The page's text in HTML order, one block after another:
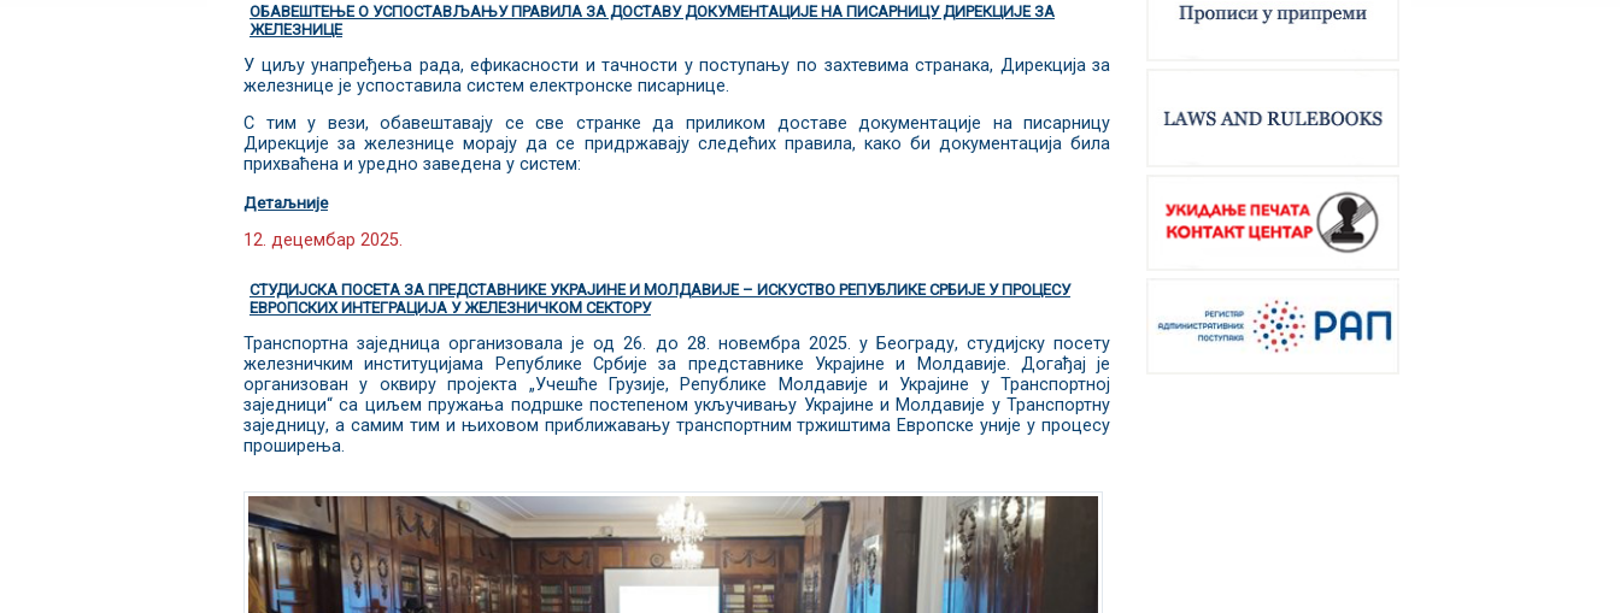
ОБАВЕШТЕЊЕ О УСПОСТАВЉАЊУ ПРАВИЛА ЗА ДОСТАВУ ДОКУМЕНТАЦИЈЕ НА ПИСАРНИЦУ ДИРЕКЦИЈЕ ЗА
ЖЕЛЕЗНИЦЕ
У циљу унапређења рада, ефикасности и тачности у поступању по захтевима странака, Дирекција за
железнице је успоставила систем електронске писарнице.
С тим у вези, обавештавају се све странке да приликом доставе документације на писарницу
Дирекције за железнице морају да се придржавају следећих правила, како би документација била
прихваћена и уредно заведена у систем:
Детаљније
12. децембар 2025.
СТУДИЈСКА ПОСЕТА ЗА ПРЕДСТАВНИКЕ УКРАЈИНЕ И МОЛДАВИЈЕ – ИСКУСТВО РЕПУБЛИКЕ СРБИЈЕ У ПРОЦЕСУ
ЕВРОПСКИХ ИНТЕГРАЦИЈА У ЖЕЛЕЗНИЧКОМ СЕКТОРУ
Транспортна заједница организовала је од 26. до 28. новембра 2025. у Београду, студијску посету
железничким институцијама Републике Србије за представнике Украјине и Молдавије. Догађај је
организован у оквиру пројекта „Учешће Грузије, Републике Молдавије и Украјине у Транспортној
заједници“ са циљем пружања подршке постепеном укључивању Украјине и Молдавије у Транспортну
заједницу, а самим тим и њиховом приближавању транспортним тржиштима Европске уније у процесу
проширења.